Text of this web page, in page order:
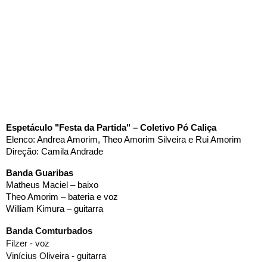
Espetáculo "Festa da Partida" – Coletivo Pó Caliça
Elenco: Andrea Amorim, Theo Amorim Silveira e Rui Amorim
Direção: Camila Andrade
Banda Guaribas
Matheus Maciel – baixo
Theo Amorim – bateria e voz
William Kimura – guitarra
Banda Comturbados
Filzer - voz
Vinícius Oliveira - guitarra